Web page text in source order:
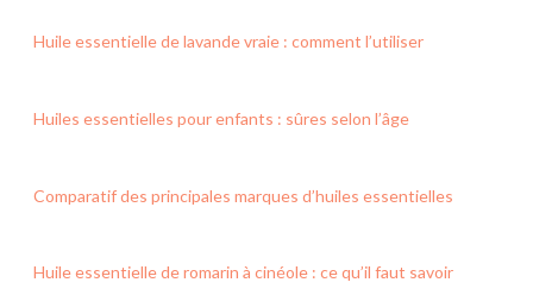
Huile essentielle de lavande vraie : comment l’utiliser
Huiles essentielles pour enfants : sûres selon l’âge
Comparatif des principales marques d’huiles essentielles
Huile essentielle de romarin à cinéole : ce qu’il faut savoir